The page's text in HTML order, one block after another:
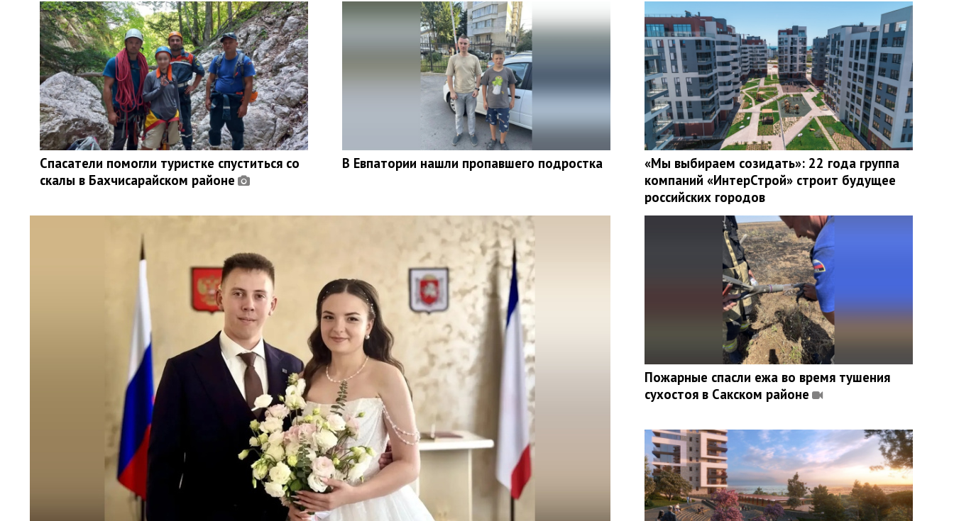
Спасатели помогли туристке спуститься со
скалы в Бахчисарайском районе
В Евпатории нашли пропавшего подростка
«Мы выбираем созидать»: 22 года группа
компаний «ИнтерСтрой» строит будущее
российских городов
Пожарные спасли ежа во время тушения
сухостоя в Сакском районе